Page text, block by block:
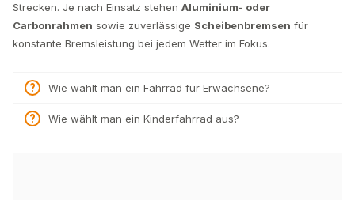
Strecken. Je nach Einsatz stehen Aluminium- oder
Carbonrahmen sowie zuverlässige Scheibenbremsen für
konstante Bremsleistung bei jedem Wetter im Fokus.
Wie wählt man ein Fahrrad für Erwachsene?
Wie wählt man ein Kinderfahrrad aus?